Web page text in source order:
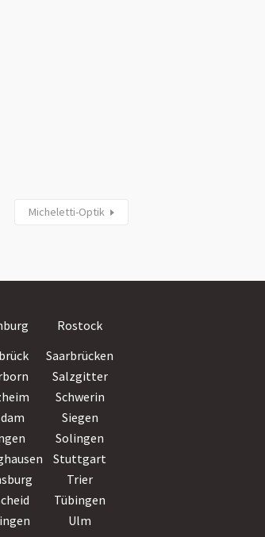
Micheletti-Optik
Rostock
Saarbrücken
Salzgitter
Schwerin
Siegen
Solingen
Stuttgart
Trier
Tübingen
Ulm